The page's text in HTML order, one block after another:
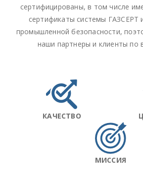
сертифицированы, в том числе
сертификаты системы ГАЗСЕРТ
промышленной безопасности,
наши партнеры и клиенты по
КАЧЕСТВО
МИССИЯ